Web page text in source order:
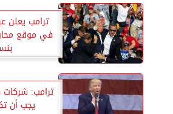
ترامب يعلن
في موقع
ترامب: شركات
يجب أن